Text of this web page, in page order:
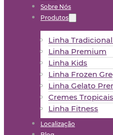
Sobre Nós
Produtos
Linha
Linha Premium
Linha Kids
Linha Frozen
Linha Gelato
Cremes
Linha Fitness
Localização